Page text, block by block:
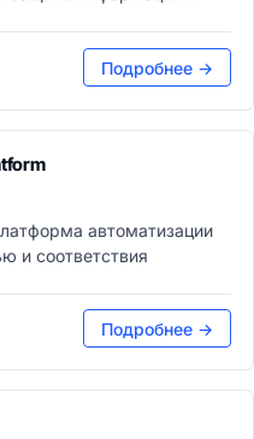
Подробнее →
автоматизации
и соответствия
Подробнее →